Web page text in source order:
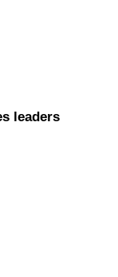
leaders